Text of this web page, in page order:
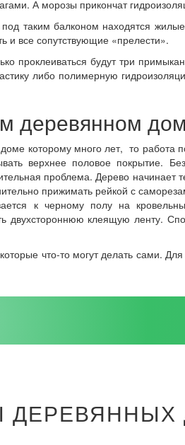
А морозы прикончат
таким балконом находятся
и все сопутствующие «прелести».
проклеиваться будут три
либо полимерную
деревянном
которому много лет, то работа
верхнее половое покрытие.
проблема. Дерево начинает
прижимать рейкой с
к черному полу на
клеящую ленту.
что-то могут делать сами.